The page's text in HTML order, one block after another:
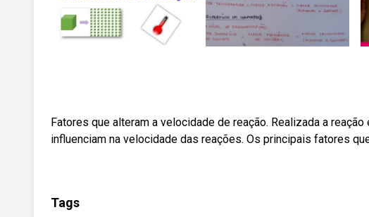
Fatores que alteram a velocidade de reação. Realizada a
influenciam na velocidade das reações. Os principais fatores
Tags